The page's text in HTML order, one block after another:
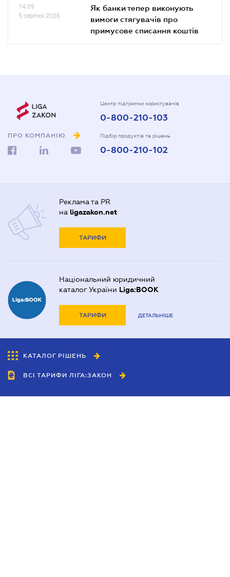
14.09
5 серпня 2026
Як банки тепер виконують
вимоги стягувачів про
примусове списання коштів
ПРО КОМПАНІЮ
Центр підтримки користувачів
0-800-210-103
Підбір продуктів та рішень
0-800-210-102
Реклама та PR
на ligazakon.net
ТАРИФИ
Національний юридичний
каталог України Liga:BOOK
ТАРИФИ ДЕТАЛЬНІШЕ
КАТАЛОГ РІШЕНЬ
ВСІ ТАРИФИ ЛІГА:ЗАКОН